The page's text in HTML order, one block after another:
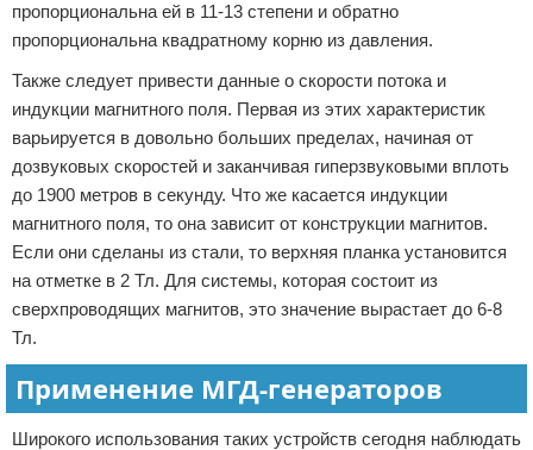
пропорциональна ей в 11-13 степени и обратно
пропорциональна квадратному корню из давления.
Также следует привести данные о скорости потока и
индукции магнитного поля. Первая из этих характеристик
варьируется в довольно больших пределах, начиная от
дозвуковых скоростей и заканчивая гиперзвуковыми вплоть
до 1900 метров в секунду. Что же касается индукции
магнитного поля, то она зависит от конструкции магнитов.
Если они сделаны из стали, то верхняя планка установится
на отметке в 2 Тл. Для системы, которая состоит из
сверхпроводящих магнитов, это значение вырастает до 6-8
Тл.
Применение МГД-генераторов
Широкого использования таких устройств сегодня наблюдать